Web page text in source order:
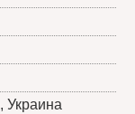
, Украина